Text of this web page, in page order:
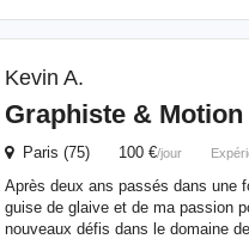
Kevin A.
Graphiste &
Paris (75) 100 €/jour
Après deux ans passés dans une
guise de glaive et de ma passion
nouveaux défis dans le domaine